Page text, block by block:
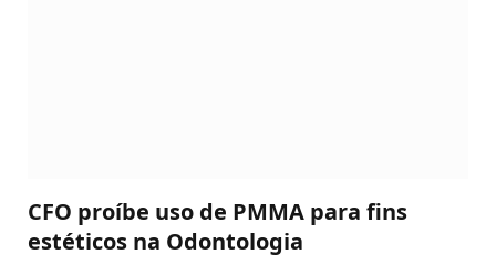
CFO proíbe uso de PMMA para fins
estéticos na Odontologia